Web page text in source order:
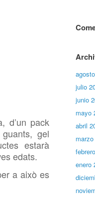
d’un pack
gel
estarà
edats.
a això es
julio
junio
mayo
abril
enero